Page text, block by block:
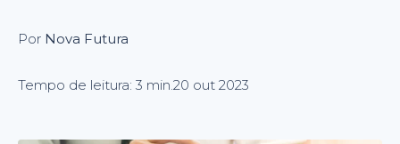
Por Nova Futura
Tempo de leitura: 3 min.20 out 2023